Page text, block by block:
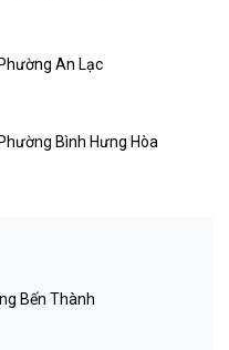
An Lạc
Bình Hưng Hòa
Bến Thành